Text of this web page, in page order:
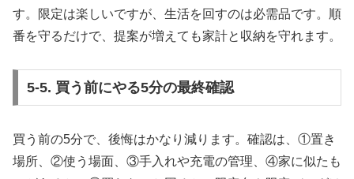
す。限定は楽しいですが、生活を回すのは必需品です。順
番を守るだけで、提案が増えても家計と収納を守れます。
5-5. 買う前にやる5分の最終確認
買う前の5分で、後悔はかなり減ります。確認は、①置き
場所、②使う場面、③手入れや充電の管理、④家に似たも